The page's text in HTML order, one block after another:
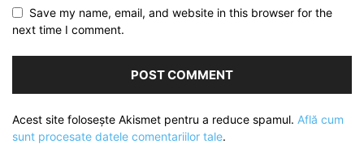
Save my name, email, and website in this browser for the
next time I comment.
Acest site folosește Akismet pentru a reduce spamul. Află cum
sunt procesate datele comentariilor tale.